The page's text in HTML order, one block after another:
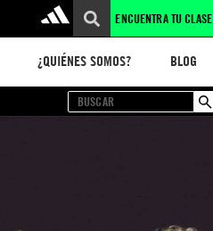
ENCUENTRA TU CLASE
¿QUIÉNES SOMOS? BLOG